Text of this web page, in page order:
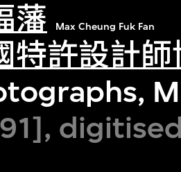
藩 Max Cheung Fuk Fan
特許設計師